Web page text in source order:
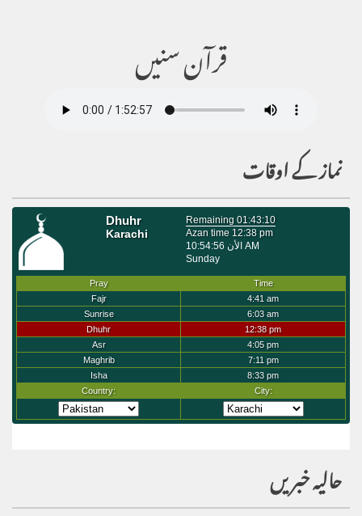
قرآن سنیں
نماز کے اوقات
حالیہ خبریں